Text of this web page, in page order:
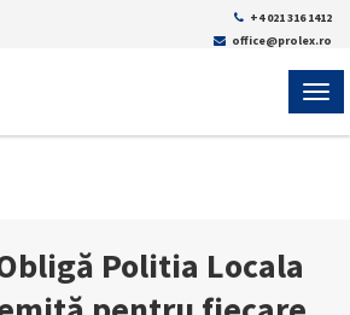
+4 021 316 1412
office@prolex.ro
Politia Locala